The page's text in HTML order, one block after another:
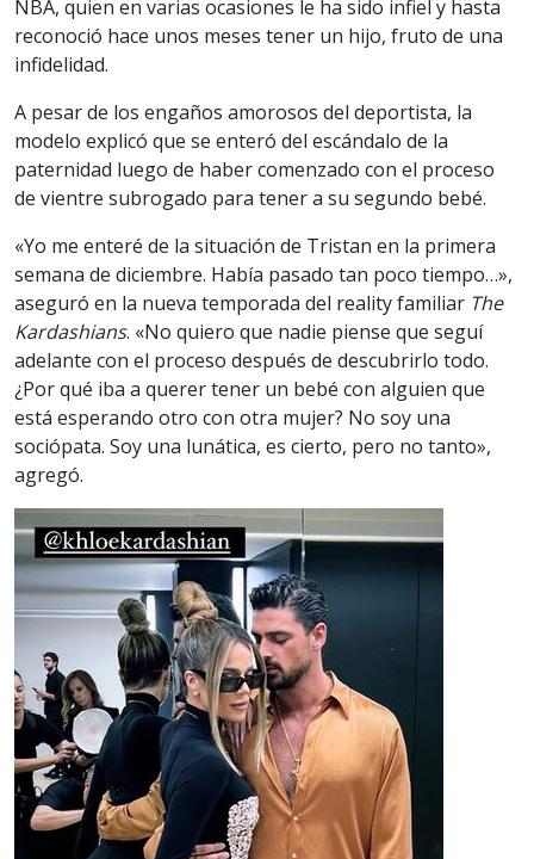
NBA, quien en varias ocasiones le ha sido infiel y hasta
reconoció hace unos meses tener un hijo, fruto de una
infidelidad.
A pesar de los engaños amorosos del deportista, la
modelo explicó que se enteró del escándalo de la
paternidad luego de haber comenzado con el proceso
de vientre subrogado para tener a su segundo bebé.
«Yo me enteré de la situación de Tristan en la primera
semana de diciembre. Había pasado tan poco tiempo…»,
aseguró en la nueva temporada del reality familiar The
Kardashians. «No quiero que nadie piense que seguí
adelante con el proceso después de descubrirlo todo.
¿Por qué iba a querer tener un bebé con alguien que
está esperando otro con otra mujer? No soy una
sociópata. Soy una lunática, es cierto, pero no tanto»,
agregó.